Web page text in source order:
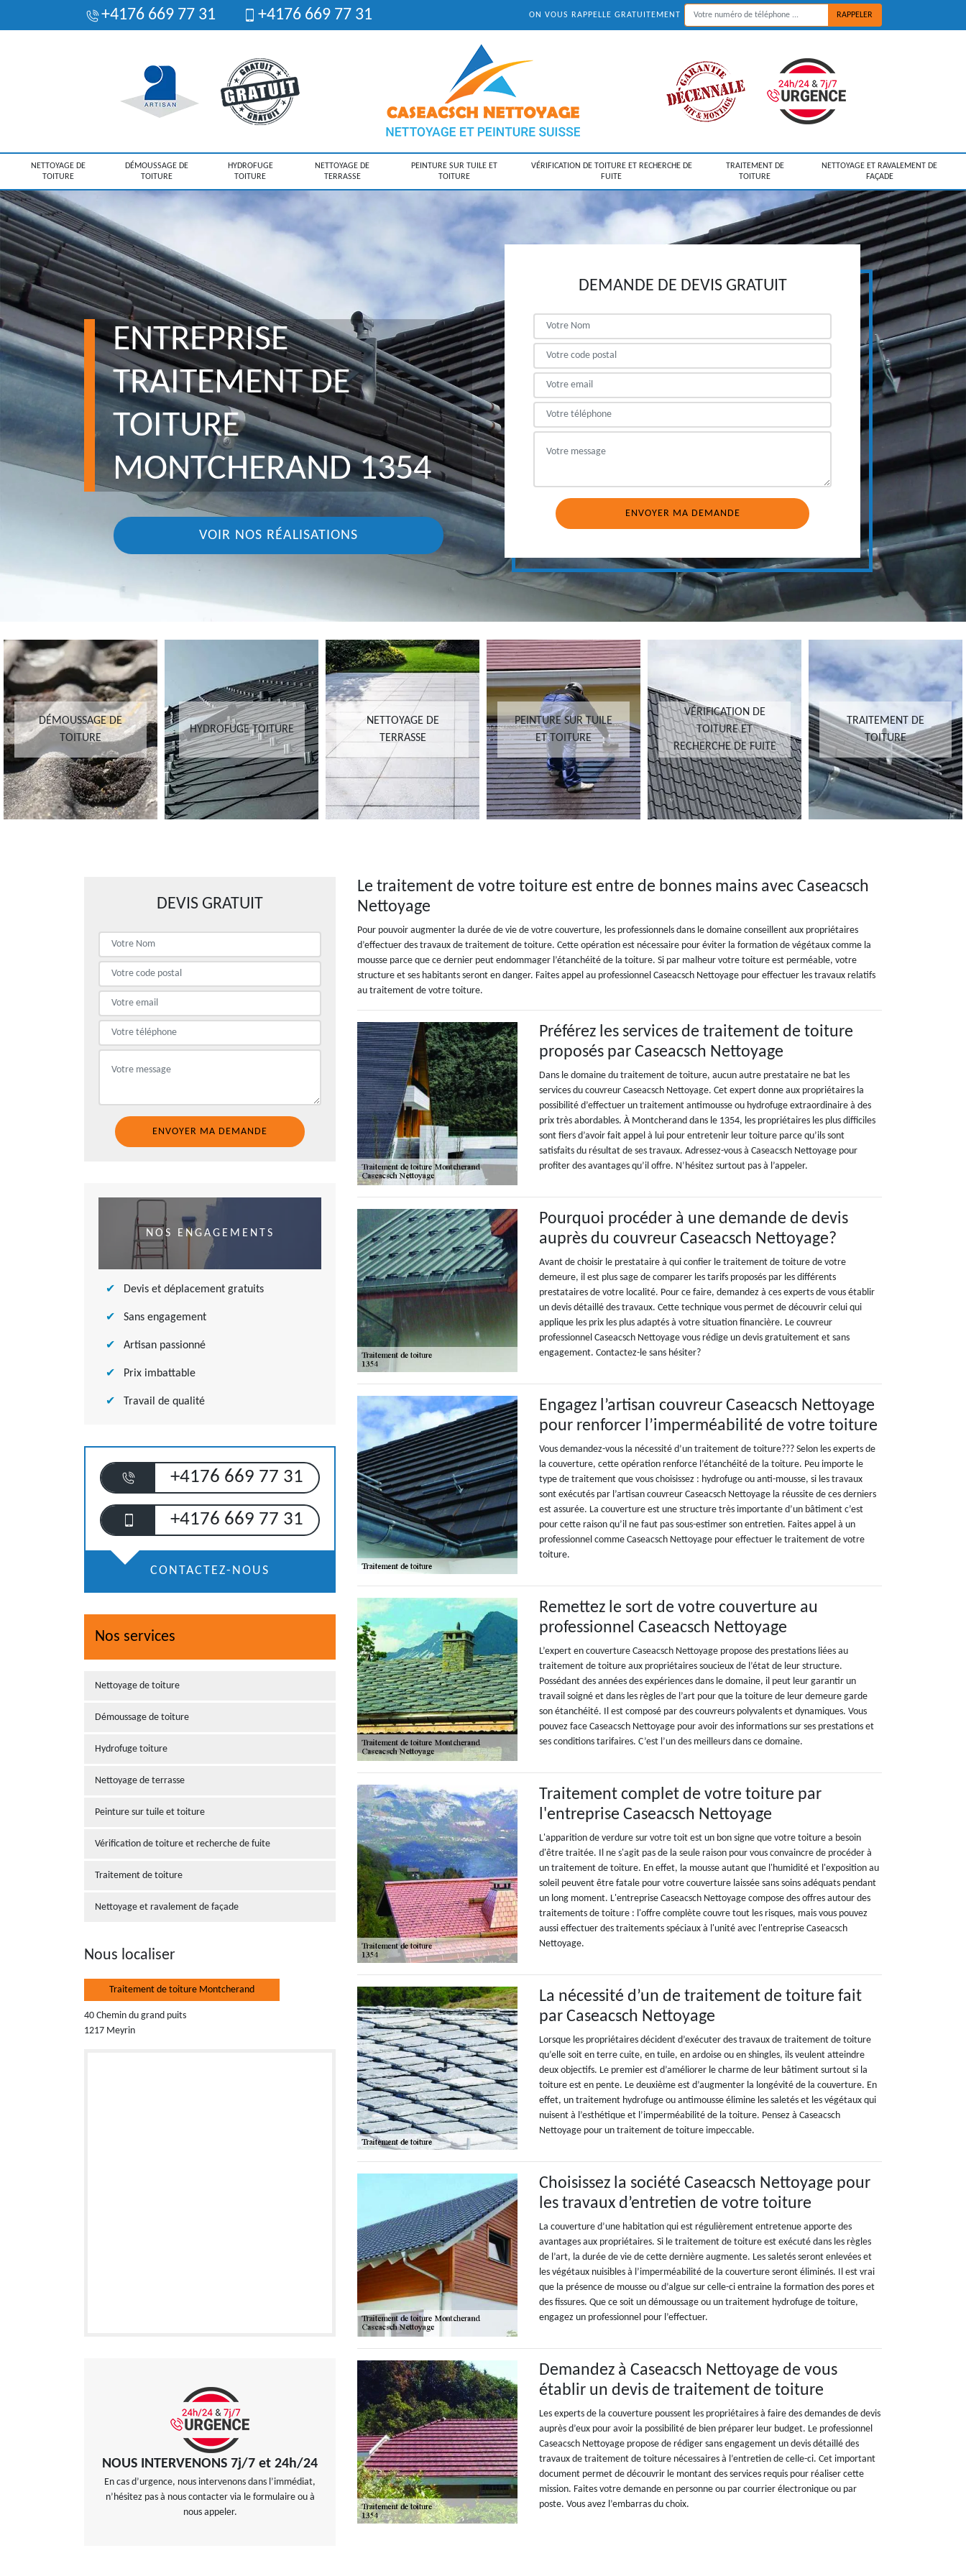
+4176 669 77 31 +4176 669 77 31 ON VOUS RAPPELLE GRATUITEMENT
NETTOYAGE DE
TOITURE
DÉMOUSSAGE DE
TOITURE
HYDROFUGE
TOITURE
NETTOYAGE DE
TERRASSE
PEINTURE SUR TUILE ET
TOITURE
VÉRIFICATION DE TOITURE ET RECHERCHE DE
FUITE
TRAITEMENT DE
TOITURE
NETTOYAGE ET RAVALEMENT DE
FAÇADE
ENTREPRISE
TRAITEMENT DE
TOITURE
MONTCHERAND 1354
VOIR NOS RÉALISATIONS
DEMANDE DE DEVIS GRATUIT
DÉMOUSSAGE DE
TOITURE
HYDROFUGE TOITURE
NETTOYAGE DE
TERRASSE
PEINTURE SUR TUILE
ET TOITURE
VÉRIFICATION DE
TOITURE ET
RECHERCHE DE FUITE
TRAITEMENT DE
TOITURE
DEVIS GRATUIT
NOS ENGAGEMENTS
Devis et déplacement gratuits
Sans engagement
Artisan passionné
Prix imbattable
Travail de qualité
+4176 669 77 31
+4176 669 77 31
CONTACTEZ-NOUS
Nos services
Nettoyage de toiture
Démoussage de toiture
Hydrofuge toiture
Nettoyage de terrasse
Peinture sur tuile et toiture
Vérification de toiture et recherche de fuite
Traitement de toiture
Nettoyage et ravalement de façade
Nous localiser
Traitement de toiture Montcherand
40 Chemin du grand puits
1217 Meyrin
NOUS INTERVENONS 7j/7 et 24h/24
En cas d’urgence, nous intervenons dans l’immédiat,
n’hésitez pas à nous contacter via le formulaire ou à
nous appeler.
Le traitement de votre toiture est entre de bonnes mains avec Caseacsch
Nettoyage
Pour pouvoir augmenter la durée de vie de votre couverture, les professionnels dans le domaine conseillent aux propriétaires
d’effectuer des travaux de traitement de toiture. Cette opération est nécessaire pour éviter la formation de végétaux comme la
mousse parce que ce dernier peut endommager l’étanchéité de la toiture. Si par malheur votre toiture est perméable, votre
structure et ses habitants seront en danger. Faites appel au professionnel Caseacsch Nettoyage pour effectuer les travaux relatifs
au traitement de votre toiture.
Préférez les services de traitement de toiture
proposés par Caseacsch Nettoyage
Dans le domaine du traitement de toiture, aucun autre prestataire ne bat les
services du couvreur Caseacsch Nettoyage. Cet expert donne aux propriétaires la
possibilité d’effectuer un traitement antimousse ou hydrofuge extraordinaire à des
prix très abordables. À Montcherand dans le 1354, les propriétaires les plus difficiles
sont fiers d’avoir fait appel à lui pour entretenir leur toiture parce qu’ils sont
satisfaits du résultat de ses travaux. Adressez-vous à Caseacsch Nettoyage pour
profiter des avantages qu’il offre. N’hésitez surtout pas à l’appeler.
Pourquoi procéder à une demande de devis
auprès du couvreur Caseacsch Nettoyage?
Avant de choisir le prestataire à qui confier le traitement de toiture de votre
demeure, il est plus sage de comparer les tarifs proposés par les différents
prestataires de votre localité. Pour ce faire, demandez à ces experts de vous établir
un devis détaillé des travaux. Cette technique vous permet de découvrir celui qui
applique les prix les plus adaptés à votre situation financière. Le couvreur
professionnel Caseacsch Nettoyage vous rédige un devis gratuitement et sans
engagement. Contactez-le sans hésiter?
Engagez l’artisan couvreur Caseacsch Nettoyage
pour renforcer l’imperméabilité de votre toiture
Vous demandez-vous la nécessité d’un traitement de toiture??? Selon les experts de
la couverture, cette opération renforce l’étanchéité de la toiture. Peu importe le
type de traitement que vous choisissez : hydrofuge ou anti-mousse, si les travaux
sont exécutés par l’artisan couvreur Caseacsch Nettoyage la réussite de ces derniers
est assurée. La couverture est une structure très importante d’un bâtiment c’est
pour cette raison qu’il ne faut pas sous-estimer son entretien. Faites appel à un
professionnel comme Caseacsch Nettoyage pour effectuer le traitement de votre
toiture.
Remettez le sort de votre couverture au
professionnel Caseacsch Nettoyage
L’expert en couverture Caseacsch Nettoyage propose des prestations liées au
traitement de toiture aux propriétaires soucieux de l’état de leur structure.
Possédant des années des expériences dans le domaine, il peut leur garantir un
travail soigné et dans les règles de l’art pour que la toiture de leur demeure garde
son étanchéité. Il est composé par des couvreurs polyvalents et dynamiques. Vous
pouvez face Caseacsch Nettoyage pour avoir des informations sur ses prestations et
ses conditions tarifaires. C’est l’un des meilleurs dans ce domaine.
Traitement complet de votre toiture par
l'entreprise Caseacsch Nettoyage
L'apparition de verdure sur votre toit est un bon signe que votre toiture a besoin
d'être traitée. Il ne s'agit pas de la seule raison pour vous convaincre de procéder à
un traitement de toiture. En effet, la mousse autant que l'humidité et l'exposition au
soleil peuvent être fatale pour votre couverture laissée sans soins adéquats pendant
un long moment. L'entreprise Caseacsch Nettoyage compose des offres autour des
traitements de toiture : l'offre complète couvre tout les risques, mais vous pouvez
aussi effectuer des traitements spéciaux à l'unité avec l'entreprise Caseacsch
Nettoyage.
La nécessité d’un de traitement de toiture fait
par Caseacsch Nettoyage
Lorsque les propriétaires décident d’exécuter des travaux de traitement de toiture
qu’elle soit en terre cuite, en tuile, en ardoise ou en shingles, ils veulent atteindre
deux objectifs. Le premier est d’améliorer le charme de leur bâtiment surtout si la
toiture est en pente. Le deuxième est d’augmenter la longévité de la couverture. En
effet, un traitement hydrofuge ou antimousse élimine les saletés et les végétaux qui
nuisent à l’esthétique et l’imperméabilité de la toiture. Pensez à Caseacsch
Nettoyage pour un traitement de toiture impeccable.
Choisissez la société Caseacsch Nettoyage pour
les travaux d’entretien de votre toiture
La couverture d’une habitation qui est régulièrement entretenue apporte des
avantages aux propriétaires. Si le traitement de toiture est exécuté dans les règles
de l’art, la durée de vie de cette dernière augmente. Les saletés seront enlevées et
les végétaux nuisibles à l’imperméabilité de la couverture seront éliminés. Il est vrai
que la présence de mousse ou d’algue sur celle-ci entraine la formation des pores et
des fissures. Que ce soit un démoussage ou un traitement hydrofuge de toiture,
engagez un professionnel pour l’effectuer.
Demandez à Caseacsch Nettoyage de vous
établir un devis de traitement de toiture
Les experts de la couverture poussent les propriétaires à faire des demandes de devis
auprès d’eux pour avoir la possibilité de bien préparer leur budget. Le professionnel
Caseacsch Nettoyage propose de rédiger sans engagement un devis détaillé des
travaux de traitement de toiture nécessaires à l’entretien de celle-ci. Cet important
document permet de découvrir le montant des services requis pour réaliser cette
mission. Faites votre demande en personne ou par courrier électronique ou par
poste. Vous avez l’embarras du choix.